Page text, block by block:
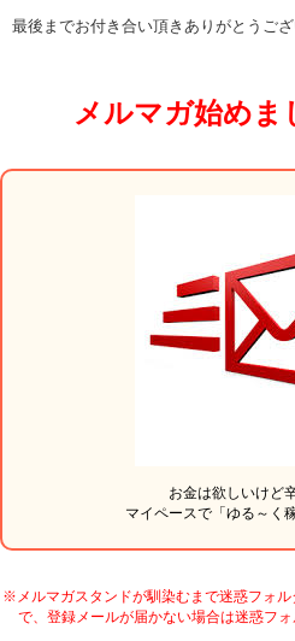
最後までお付き合い頂きありがとうご
メルマガ始め
お金は欲しいけど
マイペースで「ゆる～く
※メルマガスタンドが馴染むまで迷惑フォ
で、登録メールが届かない場合は迷惑フ